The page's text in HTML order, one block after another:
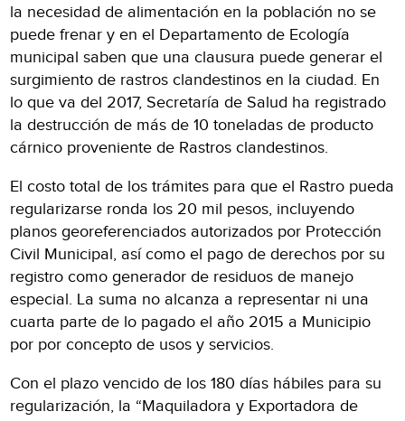
la necesidad de alimentación en la población no se
puede frenar y en el Departamento de Ecología
municipal saben que una clausura puede generar el
surgimiento de rastros clandestinos en la ciudad. En
lo que va del 2017, Secretaría de Salud ha registrado
la destrucción de más de 10 toneladas de producto
cárnico proveniente de Rastros clandestinos.
El costo total de los trámites para que el Rastro pueda
regularizarse ronda los 20 mil pesos, incluyendo
planos georeferenciados autorizados por Protección
Civil Municipal, así como el pago de derechos por su
registro como generador de residuos de manejo
especial. La suma no alcanza a representar ni una
cuarta parte de lo pagado el año 2015 a Municipio
por por concepto de usos y servicios.
Con el plazo vencido de los 180 días hábiles para su
regularización, la “Maquiladora y Exportadora de